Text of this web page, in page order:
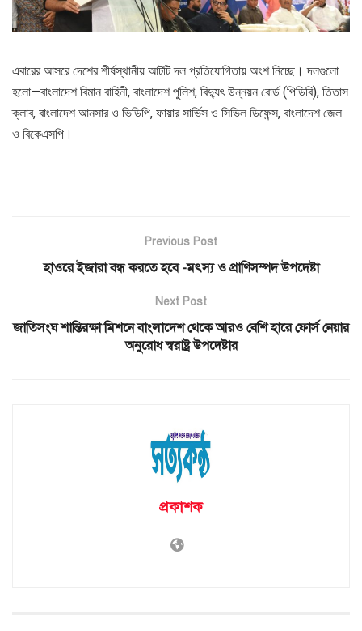
এবারের আসরে দেশের শীর্ষস্থানীয় আটটি দল প্রতিযোগিতায় অংশ নিচ্ছে। দলগুলো
হলো—বাংলাদেশ বিমান বাহিনী, বাংলাদেশ পুলিশ, বিদ্যুৎ উন্নয়ন বোর্ড (পিডিবি), তিতাস
ক্লাব, বাংলাদেশ আনসার ও ভিডিপি, ফায়ার সার্ভিস ও সিভিল ডিফেন্স, বাংলাদেশ জেল
ও বিকেএসপি।
Previous Post
হাওরে ইজারা বন্ধ করতে হবে -মৎস্য ও প্রাণিসম্পদ উপদেষ্টা
Next Post
জাতিসংঘ শান্তিরক্ষা মিশনে বাংলাদেশ থেকে আরও বেশি হারে ফোর্স নেয়ার
অনুরোধ স্বরাষ্ট্র উপদেষ্টার
প্রকাশক